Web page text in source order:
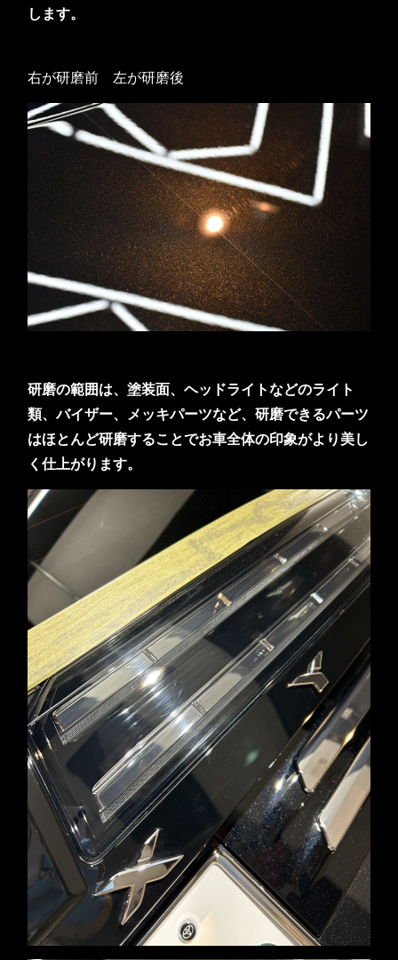
します。
右が研磨前 左が研磨後
研磨の範囲は、塗装面、ヘッドライトなどのライト
類、バイザー、メッキパーツなど、研磨できるパーツ
はほとんど研磨することでお車全体の印象がより美し
く仕上がります。